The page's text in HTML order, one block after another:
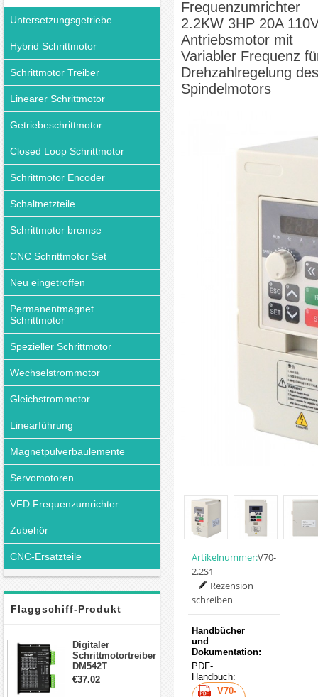
Untersetzungsgetriebe
Hybrid Schrittmotor
Schrittmotor Treiber
Linearer Schrittmotor
Getriebeschrittmotor
Closed Loop Schrittmotor
Schrittmotor Encoder
Schaltnetzteile
Schrittmotor bremse
CNC Schrittmotor Set
Neu eingetroffen
Permanentmagnet
Schrittmotor
Spezieller Schrittmotor
Wechselstrommotor
Gleichstrommotor
Linearführung
Magnetpulverbaulemente
Servomotoren
VFD Frequenzumrichter
Zubehör
CNC-Ersatzteile
Flaggschiff-Produkt
Digitaler
Schrittmotortreiber
DM542T
Schrittmotor
€37.02
Frequenzumrichter
2.2KW 3HP 20A
Antriebsmotor mit
Variabler Frequenz
Drehzahlregelung des
Spindelmotors
Artikelnummer:V70-
2.2S1
Rezension
schreiben
Handbücher
und
Dokumentation:
PDF-
Handbuch:
V70-